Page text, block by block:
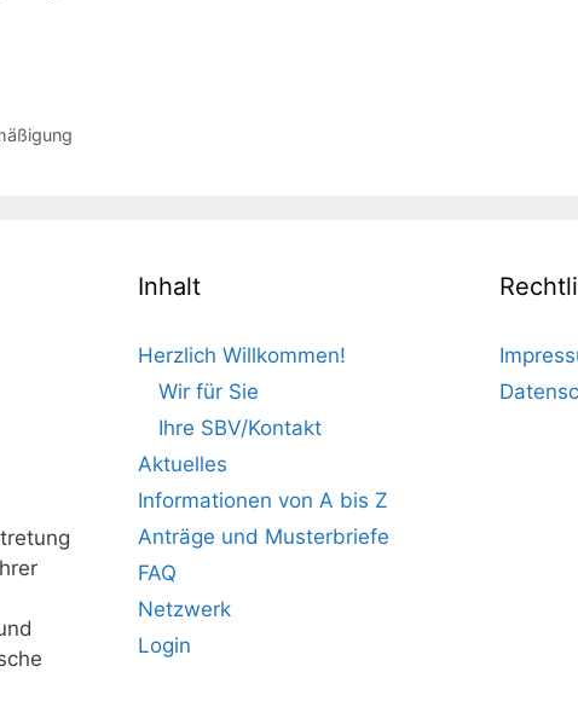
Inhalt
Herzlich Willkommen!
Wir für Sie
Ihre SBV/Kontakt
Aktuelles
Informationen von A bis Z
Anträge und Musterbriefe
FAQ
Netzwerk
Login